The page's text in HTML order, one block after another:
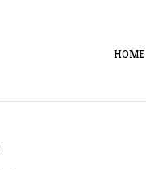
HOME